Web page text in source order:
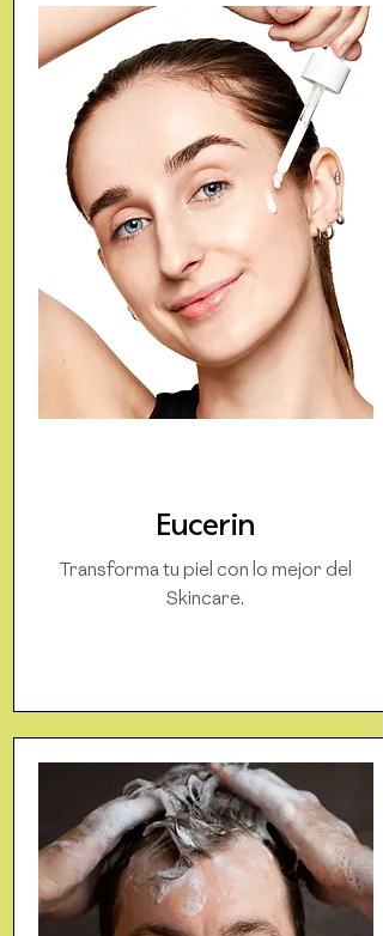
Eucerin
Transforma tu piel con lo mejor del
Skincare.